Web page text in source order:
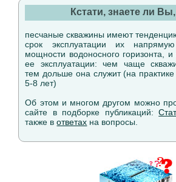
Кстати, знаете ли
песчаные скважины имеют
срок эксплуатации их
мощности водоносного горизонта, и
ее эксплуатации: чем чаще
тем дольше она служит (на
5-8 лет)
Об этом и многом другом можно
сайте в подборке публикаций:
также вответах на вопросы.